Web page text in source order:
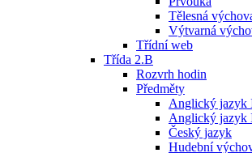
Tělesná
Výtvarná
Třídní web
Třída 2.B
Rozvrh hodin
Předměty
Anglický jazyk
Anglický jazyk
Český jazyk
Hudební